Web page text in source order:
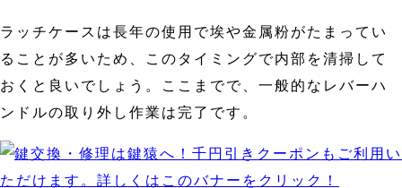
ラッチケースは長年の使用で埃や金属粉がたまってい
ることが多いため、このタイミングで内部を清掃して
おくと良いでしょう。ここまでで、一般的なレバーハ
ンドルの取り外し作業は完了です。